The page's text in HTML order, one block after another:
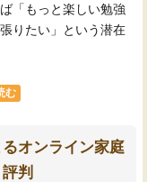
「もっと楽しい勉強
りたい」という潜在
む
オンライン家庭
判